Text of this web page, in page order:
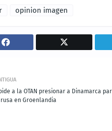
opinion imagen
a la OTAN presionar a Dinamarca
en Groenlandia